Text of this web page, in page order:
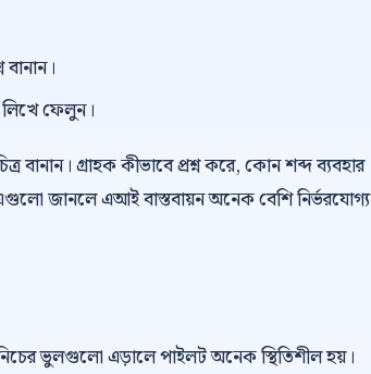
ফেলুন।
বানান। গ্রাহক কীভাবে প্রশ্ন করে, কোন শব্দ ব্যবহার
জানলে এআই বাস্তবায়ন অনেক বেশি নির্ভরযোগ্য
ভুলগুলো এড়ালে পাইলট অনেক স্থিতিশীল হয়।